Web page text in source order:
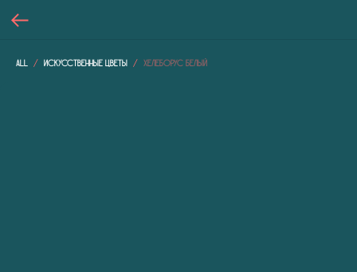
All Искусственные цветы Хелеборус белый